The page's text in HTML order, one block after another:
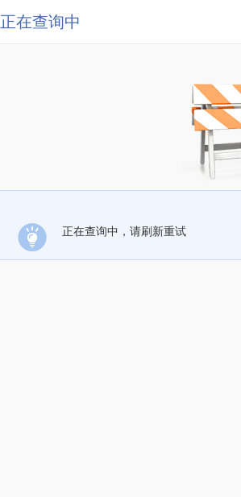
正在查询中
正在查询中，请刷新重试